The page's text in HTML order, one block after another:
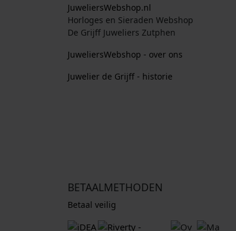
JuweliersWebshop.nl
Horloges en Sieraden Webshop
De Grijff Juweliers Zutphen
JuweliersWebshop - over ons
Juwelier de Grijff - historie
BETAALMETHODEN
Betaal veilig